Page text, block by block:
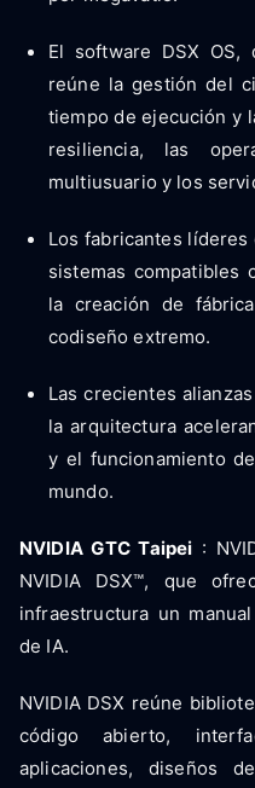
El software DSX
reúne la gestión del
tiempo de ejecución y
resiliencia, las
multiusuario y los
Los fabricantes
sistemas compatibles
la creación de
codiseño extremo.
Las crecientes
la arquitectura
y el funcionamiento
mundo.
NVIDIA GTC Taipei :
NVIDIA DSX™, que
infraestructura un
de IA.
NVIDIA DSX reúne
código abierto,
aplicaciones, diseños